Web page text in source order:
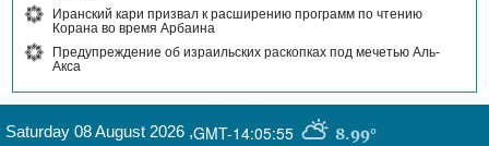
Иранский кари призвал к расширению программ по чтению
Корана во время Арбаина
Предупреждение об израильских раскопках под мечетью Аль-
Акса
GMT-14:05:55 8.99°
Saturday 08 August 2026 ,